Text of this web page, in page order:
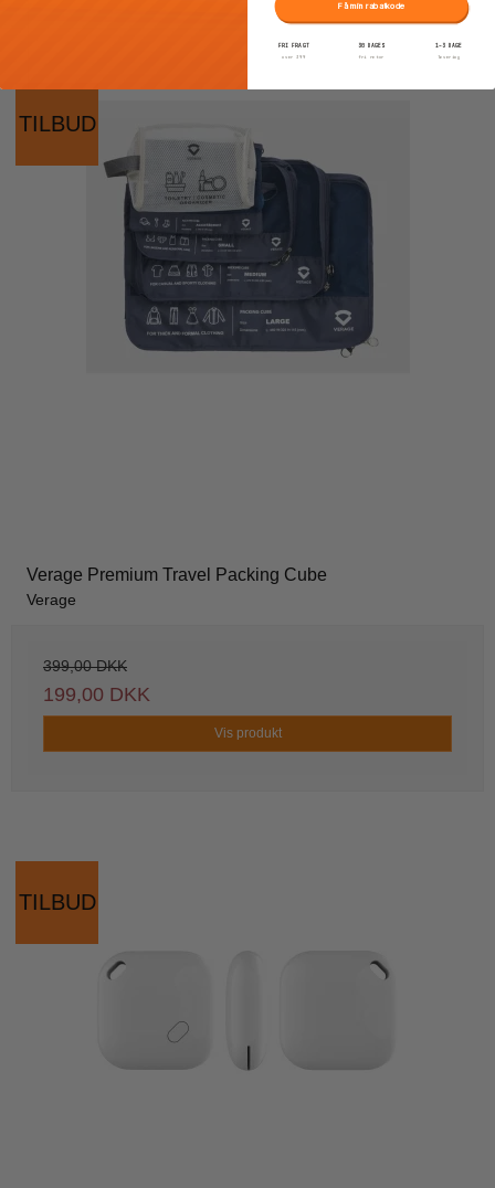
TILBUD
Verage Premium Travel Packing Cube
Verage
399,00 DKK
199,00 DKK
Vis produkt
TILBUD
Få min rabatkode
FRI FRAGT
over 399
30 DAGES
fri retur
1–3 DAGE
levering